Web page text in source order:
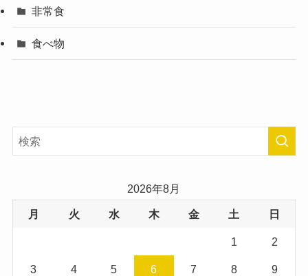
非常食
食べ物
2026年8月
月 火 水 木 金 土 日
1 2
3 4 5 6 7 8 9